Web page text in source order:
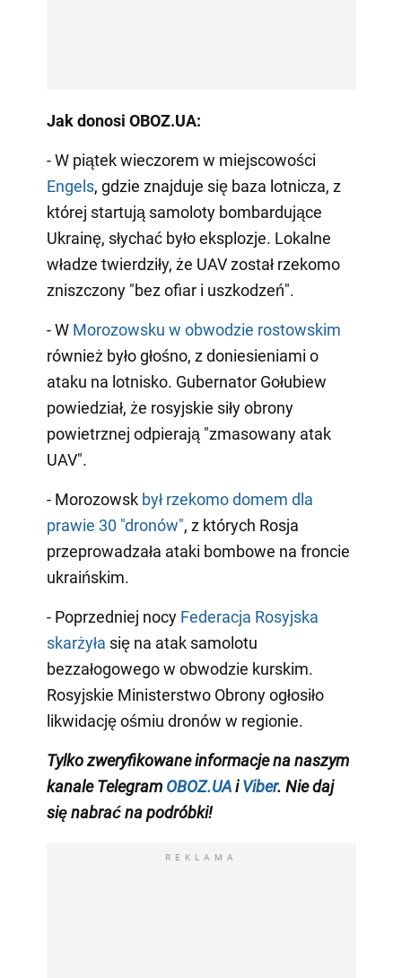
Jak donosi OBOZ.UA:
- W piątek wieczorem w miejscowości
Engels, gdzie znajduje się baza lotnicza, z
której startują samoloty bombardujące
Ukrainę, słychać było eksplozje. Lokalne
władze twierdziły, że UAV został rzekomo
zniszczony "bez ofiar i uszkodzeń".
- W Morozowsku w obwodzie rostowskim
również było głośno, z doniesieniami o
ataku na lotnisko. Gubernator Gołubiew
powiedział, że rosyjskie siły obrony
powietrznej odpierają "zmasowany atak
UAV".
- Morozowsk był rzekomo domem dla
prawie 30 "dronów", z których Rosja
przeprowadzała ataki bombowe na froncie
ukraińskim.
- Poprzedniej nocy Federacja Rosyjska
skarżyła się na atak samolotu
bezzałogowego w obwodzie kurskim.
Rosyjskie Ministerstwo Obrony ogłosiło
likwidację ośmiu dronów w regionie.
Tylko zweryfikowane informacje na naszym
kanale Telegram OBOZ.UA iViber. Nie daj
się nabrać na podróbki!
REKLAMA